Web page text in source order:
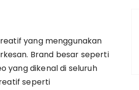
yang menggunakan
Brand besar seperti
yang dikenal di seluruh
seperti